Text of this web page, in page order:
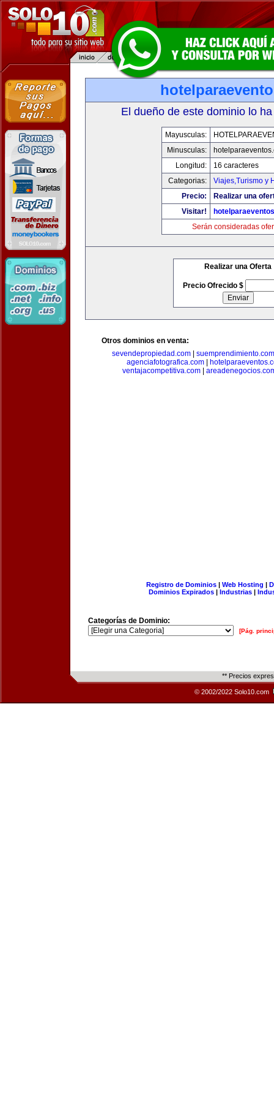
El dueño de este dominio lo
Mayusculas:
Minusculas:
Longitud:
16 caracteres
Categorias:
Viajes,Turismo y
Precio:
Realizar una
Visitar!
Serán consideradas
Realizar una Oferta
Precio Ofrecido $
Otros dominios en venta:
sevendepropiedad.com| suemprendimiento.com
agenciafotografica.com|
ventajacompetitiva.com
Registro de Dominios| Web Hosting |
Dominios Expirados | Industrias |
Categorías de Dominio:
[Pág.
** Precios
© 2002/2022 Solo10.com